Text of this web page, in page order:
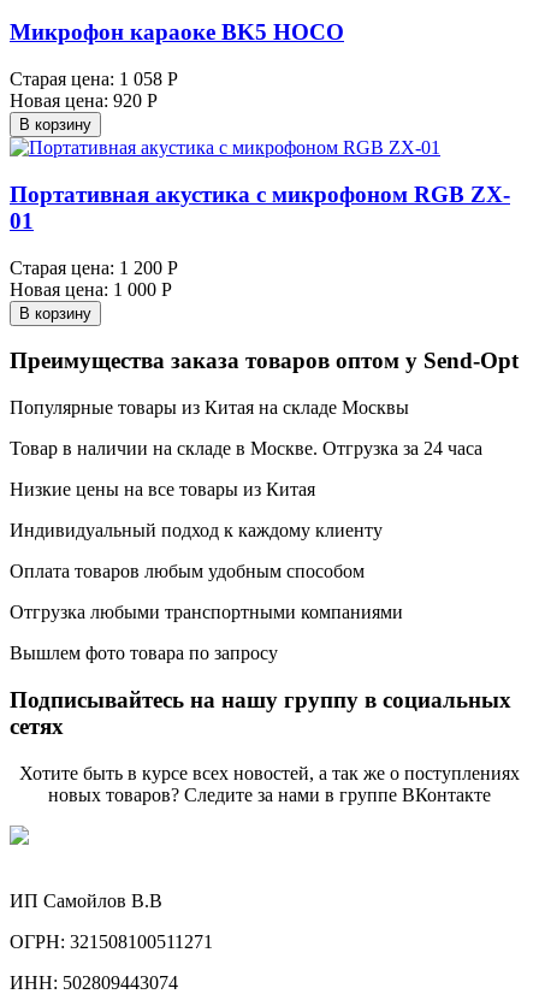
Микрофон караоке BK5 HOCO
Старая цена: 1 058 Р
Новая цена: 920 Р
В корзину
Портативная акустика с микрофоном RGB ZX-
01
Старая цена: 1 200 Р
Новая цена: 1 000 Р
В корзину
Преимущества заказа товаров оптом у Send-Opt
Популярные товары из Китая на складе Москвы
Товар в наличии на складе в Москве. Отгрузка за 24 часа
Низкие цены на все товары из Китая
Индивидуальный подход к каждому клиенту
Оплата товаров любым удобным способом
Отгрузка любыми транспортными компаниями
Вышлем фото товара по запросу
Подписывайтесь на нашу группу в социальных
сетях
Хотите быть в курсе всех новостей, а так же о поступлениях
новых товаров? Следите за нами в группе ВКонтакте
ИП Самойлов В.В
ОГРН: 321508100511271
ИНН: 502809443074